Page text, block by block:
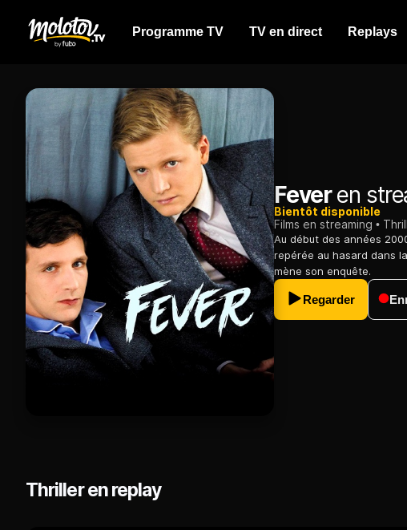
Programme TV TV en direct Replays
Feveren
Bientôt disponible
Films en streaming
Au début des années
repérée au hasard dans
mène son enquête.
Regarder
Thriller en replay